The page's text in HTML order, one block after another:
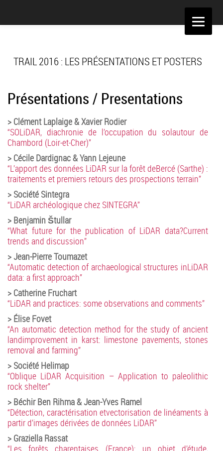
Aller
TRAIL 2016 : LES PRÉSENTATIONS ET POSTERS
Présentations / Presentations
> Clément Laplaige & Xavier Rodier
“SOLiDAR, diachronie de l’occupation du solautour de
Chambord (Loir-et-Cher)”
> Cécile Dardignac & Yann Lejeune
“L’apport des données LiDAR sur la forêt deBercé (Sarthe) :
traitements et premiers retours des prospections terrain”
> Société Sintegra
“LiDAR archéologique chez SINTEGRA”
> Benjamin Štullar
“What future for the publication of LiDAR data?Current
trends and discussion”
> Jean-Pierre Toumazet
“Automatic detection of archaeological structures inLiDAR
data: a first approach”
> Catherine Fruchart
“LiDAR and practices: some observations and comments”
> Élise Fovet
“An automatic detection method for the study of ancient
landimprovement in karst: limestone pavements, stones
removal and farming”
> Société Helimap
“Oblique LiDAR Acquisition – Application to paleolithic
rock shelter”
> Béchir Ben Rihma & Jean-Yves Ramel
“Détection, caractérisation etvectorisation de linéaments à
partir d’images dérivées de données LiDAR”
> Graziella Rassat
“Les forêts charentaises (France): un objet d’étude,